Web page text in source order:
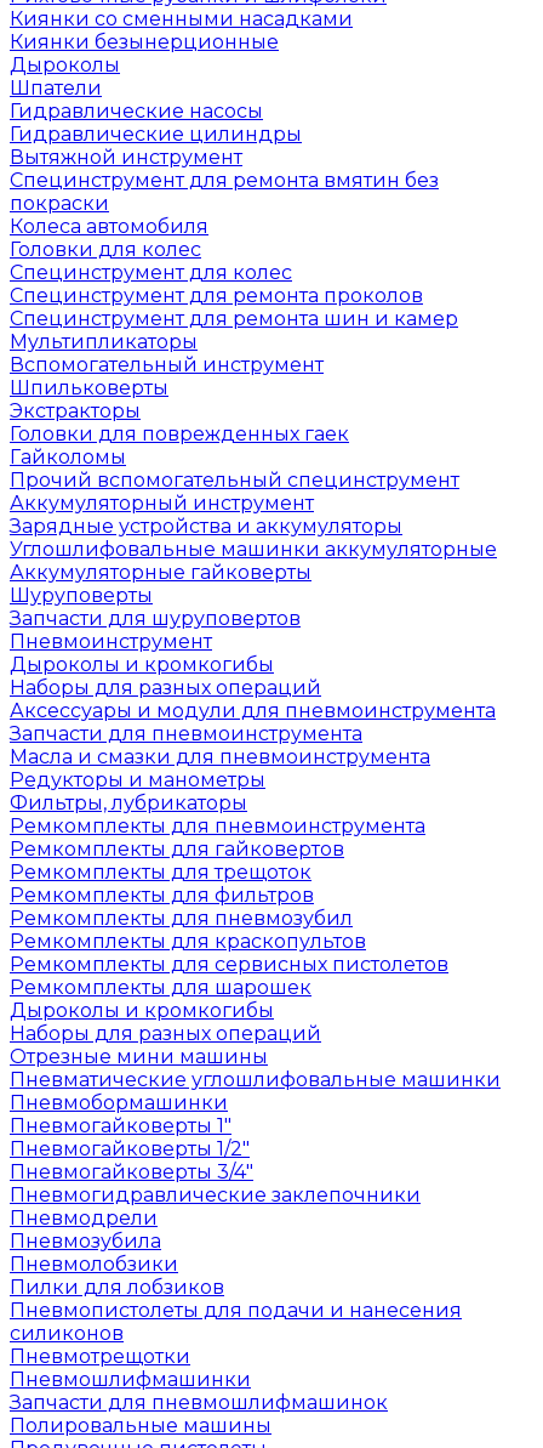
Киянки со сменными насадками
Киянки безынерционные
Дыроколы
Шпатели
Гидравлические насосы
Гидравлические цилиндры
Вытяжной инструмент
Специнструмент для ремонта вмятин без
покраски
Колеса автомобиля
Головки для колес
Специнструмент для колес
Специнструмент для ремонта проколов
Специнструмент для ремонта шин и камер
Мультипликаторы
Вспомогательный инструмент
Шпильковерты
Экстракторы
Головки для поврежденных гаек
Гайколомы
Прочий вспомогательный специнструмент
Аккумуляторный инструмент
Зарядные устройства и аккумуляторы
Углошлифовальные машинки аккумуляторные
Аккумуляторные гайковерты
Шуруповерты
Запчасти для шуруповертов
Пневмоинструмент
Дыроколы и кромкогибы
Наборы для разных операций
Аксессуары и модули для пневмоинструмента
Запчасти для пневмоинструмента
Масла и смазки для пневмоинструмента
Редукторы и манометры
Фильтры, лубрикаторы
Ремкомплекты для пневмоинструмента
Ремкомплекты для гайковертов
Ремкомплекты для трещоток
Ремкомплекты для фильтров
Ремкомплекты для пневмозубил
Ремкомплекты для краскопультов
Ремкомплекты для сервисных пистолетов
Ремкомплекты для шарошек
Дыроколы и кромкогибы
Наборы для разных операций
Отрезные мини машины
Пневматические углошлифовальные машинки
Пневмобормашинки
Пневмогайковерты 1"
Пневмогайковерты 1/2"
Пневмогайковерты 3/4"
Пневмогидравлические заклепочники
Пневмодрели
Пневмозубила
Пневмолобзики
Пилки для лобзиков
Пневмопистолеты для подачи и нанесения
силиконов
Пневмотрещотки
Пневмошлифмашинки
Запчасти для пневмошлифмашинок
Полировальные машины